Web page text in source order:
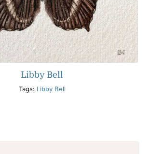
Libby Bell
Tags: Libby Bell